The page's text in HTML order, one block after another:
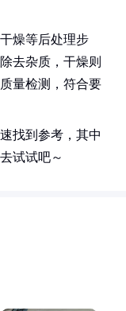
燥等后处理步
去杂质，干燥则
量检测，符合要
找到参考，其中
试试吧～